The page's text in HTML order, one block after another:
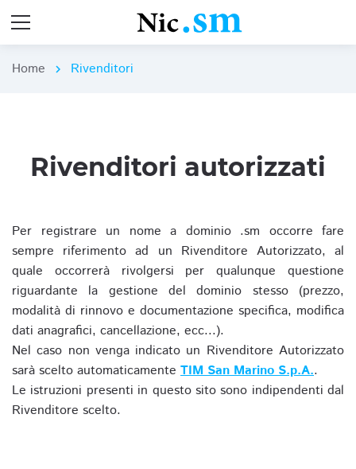
Home chevron_right Rivenditori
Rivenditori autorizzati
Per registrare un nome a dominio .sm occorre fare
sempre riferimento ad un Rivenditore Autorizzato, al
quale occorrerà rivolgersi per qualunque questione
riguardante la gestione del dominio stesso (prezzo,
modalità di rinnovo e documentazione specifica, modifica
dati anagrafici, cancellazione, ecc...).
Nel caso non venga indicato un Rivenditore Autorizzato
sarà scelto automaticamente TIM San Marino S.p.A..
Le istruzioni presenti in questo sito sono indipendenti dal
Rivenditore scelto.